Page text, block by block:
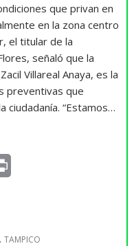
t
que privan en
en la zona centro
el titular de la
señaló que la
Villareal Anaya, es la
preventivas que
ciudadanía. “Estamos…
n
,TAMPICO